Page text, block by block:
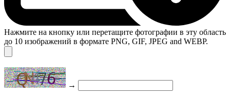
Нажмите на кнопку или перетащите фотографии в эту область
до 10 изображений в формате PNG, GIF, JPEG and WEBP.
→